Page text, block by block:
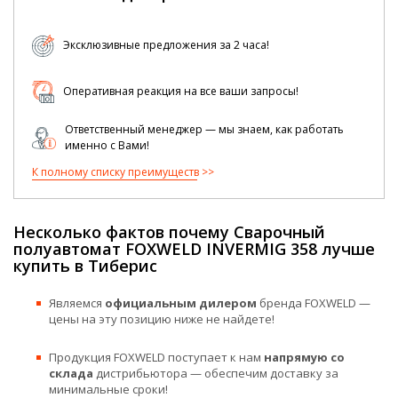
Эксклюзивные предложения за 2 часа!
Оперативная реакция на все ваши запросы!
Ответственный менеджер — мы знаем, как работать
именно с Вами!
К полному списку преимуществ
Несколько фактов почему Сварочный
полуавтомат FOXWELD INVERMIG 358 лучше
купить в Тиберис
Являемся официальным дилером бренда FOXWELD —
цены на эту позицию ниже не найдете!
Продукция FOXWELD поступает к нам напрямую со
склада дистрибьютора — обеспечим доставку за
минимальные сроки!